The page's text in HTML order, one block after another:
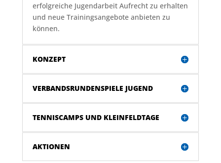
erfolgreiche Jugendarbeit Aufrecht zu erhalten
und neue Trainingsangebote anbieten zu
können.
KONZEPT
VERBANDSRUNDENSPIELE JUGEND
TENNISCAMPS UND KLEINFELDTAGE
AKTIONEN